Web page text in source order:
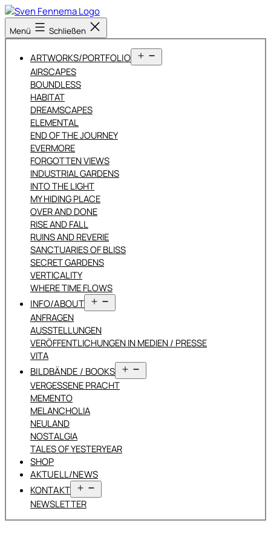
Zum
Inhalt
springen
Sven
Fennema
Menü Schließen
ARTWORKS/PORTFOLIO
öffnen
AIRSCAPES
BOUNDLESS
HABITAT
DREAMSCAPES
ELEMENTAL
END OF THE JOURNEY
EVERMORE
FORGOTTEN VIEWS
INDUSTRIAL GARDENS
INTO THE LIGHT
MY HIDING PLACE
OVER AND DONE
RISE AND FALL
RUINS AND REVERIE
SANCTUARIES OF BLISS
SECRET GARDENS
VERTICALITY
WHERE TIME FLOWS
INFO/ABOUT
öffnen
ANFRAGEN
AUSSTELLUNGEN
VERÖFFENTLICHUNGEN IN MEDIEN / PRESSE
VITA
BILDBÄNDE / BOOKS
öffnen
VERGESSENE PRACHT
MEMENTO
MELANCHOLIA
NEULAND
NOSTALGIA
TALES OF YESTERYEAR
SHOP
AKTUELL/NEWS
KONTAKT
öffnen
NEWSLETTER